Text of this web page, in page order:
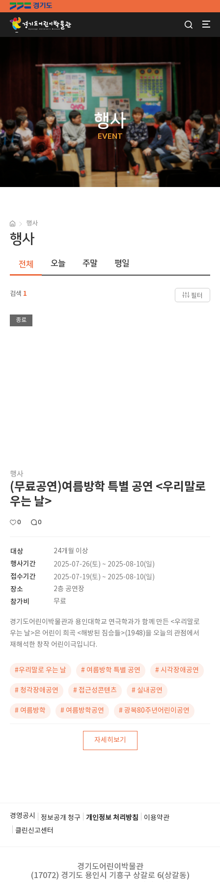
행사
EVENT
행사
행사
전체 오늘 주말 평일
검색 1 필터
종료
행사
(무료공연)여름방학 특별 공연 <우리말로
우는 날>
0 0
대상 24개월 이상
행사기간 2025-07-26(토) ~ 2025-08-10(일)
접수기간 2025-07-19(토) ~ 2025-08-10(일)
장소 2층 공연장
참가비 무료
경기도어린이박물관과 용인대학교 연극학과가 함께 만든 <우리말로
우는 날>은 어린이 희곡 <해방된 짐승들>(1948)을 오늘의 관점에서
재해석한 창작 어린이극입니다.
#우리말로 우는 날 # 여름방학 특별 공연 # 시각장애공연
# 청각장애공연 # 접근성콘텐츠 # 실내공연
# 여름방학 # 여름방학공연 # 광복80주년어린이공연
자세히보기
경영공시 정보공개 청구 개인정보 처리방침
이용약관
클린신고센터
경기도어린이박물관
(17072) 경기도 용인시 기흥구 상갈로 6(상갈동)